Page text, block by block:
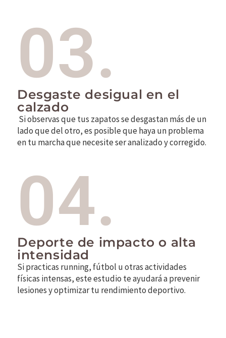
03.
Desgaste desigual en el
calzado
Si observas que tus zapatos se desgastan más de un
lado que del otro, es posible que haya un problema
en tu marcha que necesite ser analizado y corregido.
04.
Deporte de impacto o alta
intensidad
Si practicas running, fútbol u otras actividades
físicas intensas, este estudio te ayudará a prevenir
lesiones y optimizar tu rendimiento deportivo.